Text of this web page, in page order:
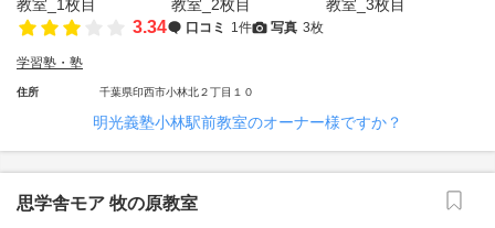
3.34 口コミ 1件 写真 3枚
学習塾・塾
住所 千葉県印西市小林北２丁目１０
明光義塾小林駅前教室のオーナー様ですか？
思学舎モア 牧の原教室